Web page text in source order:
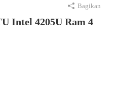
Intel 4205U Ram 4
Bagikan